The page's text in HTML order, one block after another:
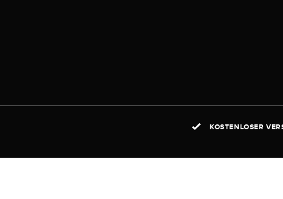
KOSTENLOSER